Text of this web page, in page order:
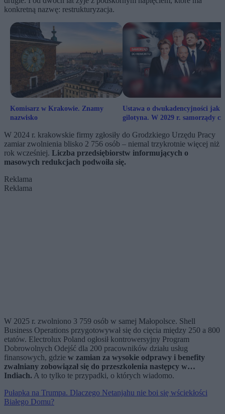
konkretną nazwę: restrukturyzacja.
Komisarz w Krakowie. Znamy
nazwisko
Ustawa o dwukadencyjności jak
gilotyna. W 2029 r. samorządy
W 2024 r. krakowskie firmy zgłosiły do Grodzkiego Urzędu Pracy
zamiar zwolnienia blisko 2 756 osób – niemal trzykrotnie więcej niż
rok wcześniej. Liczba przedsiębiorstw informujących o
masowych redukcjach podwoiła się.
Reklama
Reklama
W 2025 r. zwolniono 3 759 osób w samej Małopolsce. Shell
Business Operations przygotowywał się do cięcia między 250 a 800
etatów. Electrolux Poland ogłosił kontrowersyjny Program
Dobrowolnych Odejść dla 200 pracowników działu usług
finansowych, gdzie w zamian za wysokie odprawy i benefity
zwalniany zobowiązał się do przeszkolenia następcy w…
Indiach. A to tylko te przypadki, o których wiadomo.
Pułapka na Trumpa. Dlaczego Netanjahu nie boi się wściekłości
Białego Domu?